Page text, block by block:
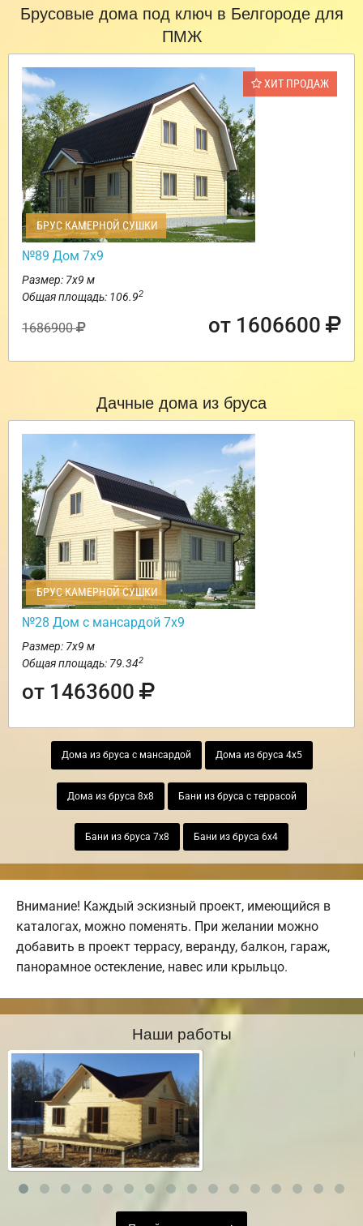
Брусовые дома под ключ в Белгороде для
ПМЖ
ХИТ ПРОДАЖ
БРУС КАМЕРНОЙ СУШКИ
№89 Дом 7х9
Размер: 7х9 м
Общая площадь: 106.92
1686900 от 1606600
Дачные дома из бруса
БРУС КАМЕРНОЙ СУШКИ
№28 Дом с мансардой 7х9
Размер: 7х9 м
Общая площадь: 79.342
от 1463600
Дома из бруса с мансардой Дома из бруса 4х5
Дома из бруса 8х8 Бани из бруса с террасой
Бани из бруса 7х8 Бани из бруса 6х4
Внимание! Каждый эскизный проект, имеющийся в
каталогах, можно поменять. При желании можно
добавить в проект террасу, веранду, балкон, гараж,
панорамное остекление, навес или крыльцо.
Наши работы